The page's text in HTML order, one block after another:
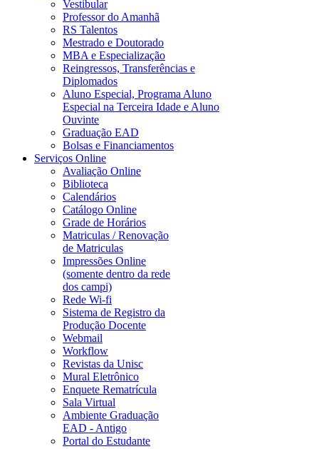
Vestibular
Professor do Amanhã
RS Talentos
Mestrado e Doutorado
MBA e Especialização
Reingressos, Transferências e
Diplomados
Aluno Especial, Programa Aluno
Especial na Terceira Idade e Aluno
Ouvinte
Graduação EAD
Bolsas e Financiamentos
Serviços Online
Avaliação Online
Biblioteca
Calendários
Catálogo Online
Grade de Horários
Matriculas / Renovação
de Matriculas
Impressões Online
(somente dentro da rede
dos campi)
Rede Wi-fi
Sistema de Registro da
Produção Docente
Webmail
Workflow
Revistas da Unisc
Mural Eletrônico
Enquete Rematrícula
Sala Virtual
Ambiente Graduação
EAD - Antigo
Portal do Estudante